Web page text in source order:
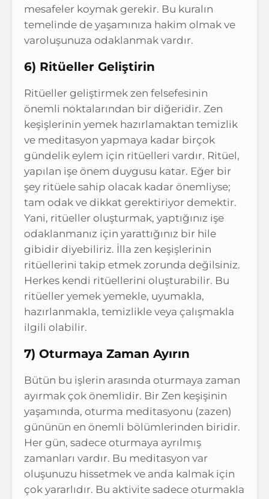
mesafeler koymak gerekir. Bu kuralın
temelinde de yaşamınıza hakim olmak ve
varoluşunuza odaklanmak vardır.
6) Ritüeller Geliştirin
Ritüeller geliştirmek zen felsefesinin
önemli noktalarından bir diğeridir. Zen
keşişlerinin yemek hazırlamaktan temizlik
ve meditasyon yapmaya kadar birçok
gündelik eylem için ritüelleri vardır. Ritüel,
yapılan işe önem duygusu katar. Eğer bir
şey ritüele sahip olacak kadar önemliyse;
tam odak ve dikkat gerektiriyor demektir.
Yani, ritüeller oluşturmak, yaptığınız işe
odaklanmanız için yarattığınız bir hile
gibidir diyebiliriz. İlla zen keşişlerinin
ritüellerini takip etmek zorunda değilsiniz.
Herkes kendi ritüellerini oluşturabilir. Bu
ritüeller yemek yemekle, uyumakla,
hazırlanmakla, temizlikle veya çalışmakla
ilgili olabilir.
7) Oturmaya Zaman Ayırın
Bütün bu işlerin arasında oturmaya zaman
ayırmak çok önemlidir. Bir Zen keşişinin
yaşamında, oturma meditasyonu (zazen)
gününün en önemli bölümlerinden biridir.
Her gün, sadece oturmaya ayrılmış
zamanları vardır. Bu meditasyon var
oluşunuzu hissetmek ve anda kalmak için
çok yararlıdır. Bu aktivite sadece oturmakla